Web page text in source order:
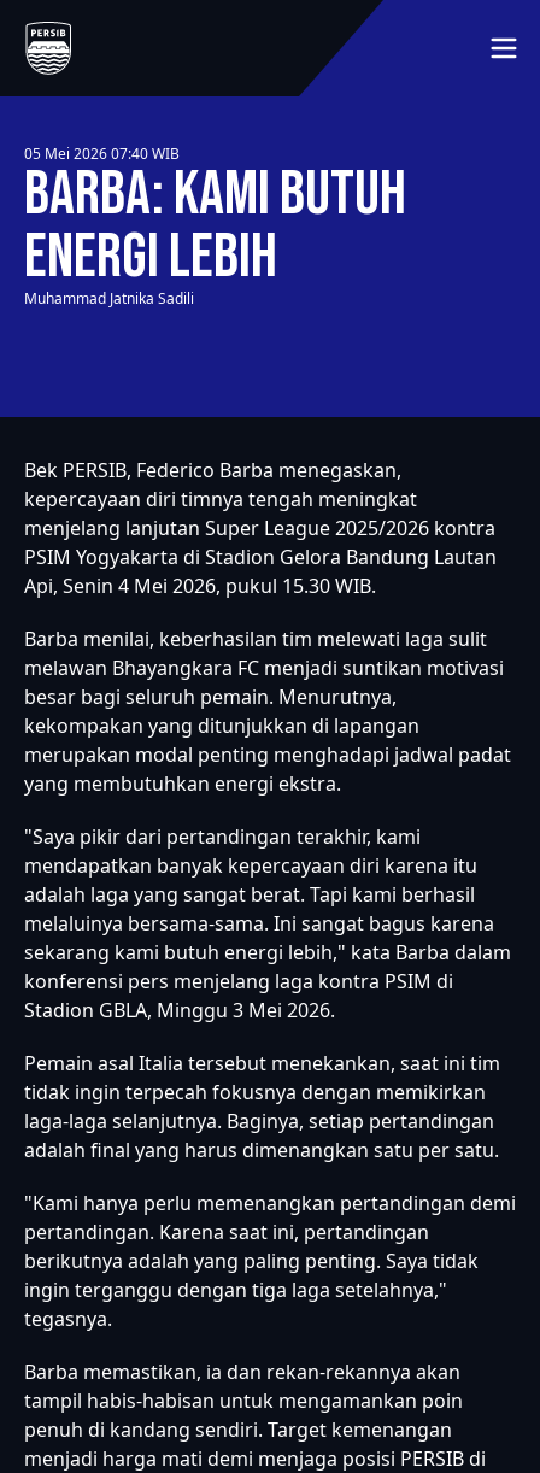
BERANDA
JADWAL
MEDIA
TENTANG KLUB
SEJARAH
PEMAIN
MITRA
LAINNYA
HUBUNGI KAMI
SYARAT DAN KETENTUAN
05 Mei 2026 07:40WIB
Barba: Kami Butuh
Energi Lebih
Muhammad Jatnika Sadili
Bek PERSIB, Federico Barba menegaskan,
kepercayaan diri timnya tengah meningkat
menjelang lanjutan Super League 2025/2026 kontra
PSIM Yogyakarta di Stadion Gelora Bandung Lautan
Api, Senin 4 Mei 2026, pukul 15.30 WIB.
Barba menilai, keberhasilan tim melewati laga sulit
melawan Bhayangkara FC menjadi suntikan motivasi
besar bagi seluruh pemain. Menurutnya,
kekompakan yang ditunjukkan di lapangan
merupakan modal penting menghadapi jadwal padat
yang membutuhkan energi ekstra.
"Saya pikir dari pertandingan terakhir, kami
mendapatkan banyak kepercayaan diri karena itu
adalah laga yang sangat berat. Tapi kami berhasil
melaluinya bersama-sama. Ini sangat bagus karena
sekarang kami butuh energi lebih," kata Barba dalam
konferensi pers menjelang laga kontra PSIM di
Stadion GBLA, Minggu 3 Mei 2026.
Pemain asal Italia tersebut menekankan, saat ini tim
tidak ingin terpecah fokusnya dengan memikirkan
laga-laga selanjutnya. Baginya, setiap pertandingan
adalah final yang harus dimenangkan satu per satu.
"Kami hanya perlu memenangkan pertandingan demi
pertandingan. Karena saat ini, pertandingan
berikutnya adalah yang paling penting. Saya tidak
ingin terganggu dengan tiga laga setelahnya,"
tegasnya.
Barba memastikan, ia dan rekan-rekannya akan
tampil habis-habisan untuk mengamankan poin
penuh di kandang sendiri. Target kemenangan
menjadi harga mati demi menjaga posisi PERSIB di